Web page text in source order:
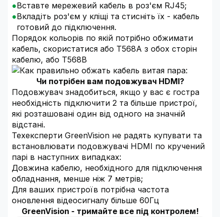
Вставте мережевий кабель в роз'єм RJ45;
Вкладіть роз'єм у кліщі та стисніть їх - кабель
готовий до підключення.
Порядок кольорів по якій потрібно обжимати
кабель, скористатися або Т568А з обох сторін
кабелю, або Т568В
Чи потрібен вам подовжувач HDMI?
Подовжувач знадобиться, якщо у вас є гостра
необхідність підключити 2 та більше пристрої,
які розташовані один від одного на значній
відстані.
Техексперти GreenVision не радять купувати та
встановлювати подовжувачі HDMI по кручений
парі в наступних випадках:
Довжина кабелю, необхідного для підключення
обладнання, менше ніж 7 метрів;
Для ваших пристроїв потрібна частота
оновлення відеосигналу більше 60Гц
GreenVision - тримайте все під контролем!